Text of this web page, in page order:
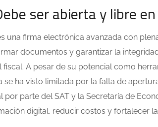
ser abierta y libre
una firma electrónica avanzada con
documentos y garantizar la
A pesar de su potencial como
se ha visto limitada por la falta de
parte del SAT y la Secretaría de
digital, reducir costos y fortalecer